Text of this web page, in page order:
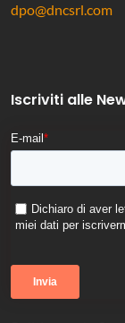
dpo@dncsrl.com
Iscriviti alle
E-mail *
Dichiaro di aver
miei dati per